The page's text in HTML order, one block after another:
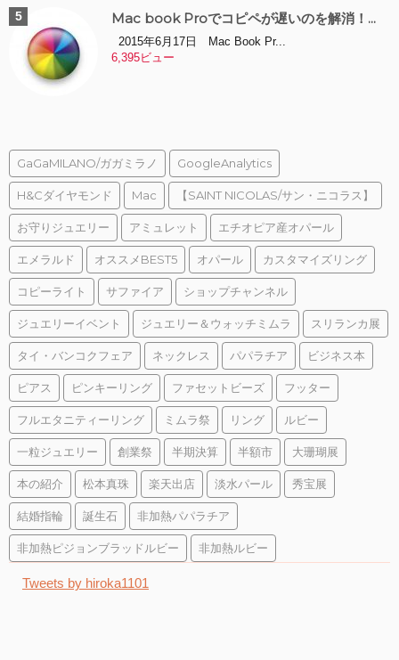
Mac book Proでコピペが遅いのを解消！...
2015年6月17日 Mac Book Pr...
6,395ビュー
GaGaMILANO/ガガミラノ GoogleAnalytics
H&Cダイヤモンド Mac 【SAINT NICOLAS/サン・ニコラス】
お守りジュエリー アミュレット エチオピア産オパール
エメラルド オススメBEST5 オパール カスタマイズリング
コピーライト サファイア ショップチャンネル
ジュエリーイベント ジュエリー＆ウォッチミムラ スリランカ展
タイ・バンコクフェア ネックレス パパラチア ビジネス本
ピアス ピンキーリング ファセットビーズ フッター
フルエタニティーリング ミムラ祭 リング ルビー
一粒ジュエリー 創業祭 半期決算 半額市 大珊瑚展
本の紹介 松本真珠 楽天出店 淡水パール 秀宝展
結婚指輪 誕生石 非加熱パパラチア
非加熱ピジョンブラッドルビー 非加熱ルビー
Tweets by hiroka1101